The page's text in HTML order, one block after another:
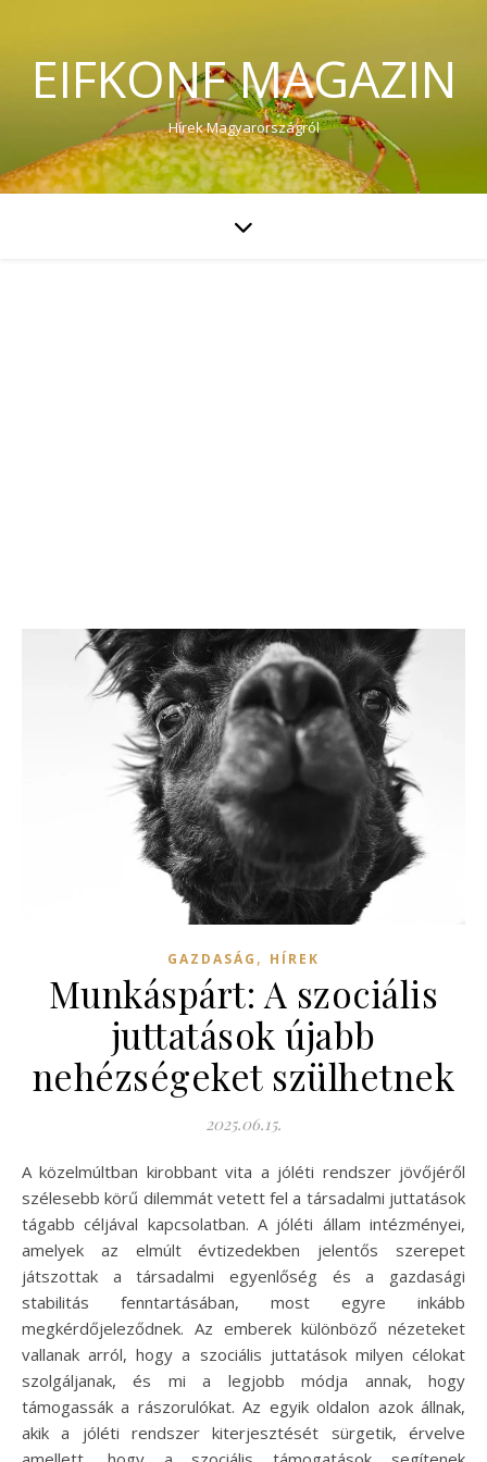
EIFKONF MAGAZIN
Hírek Magyarországról
GAZDASÁG , HÍREK
Munkáspárt: A szociális
juttatások újabb
nehézségeket szülhetnek
2025.06.15.
A közelmúltban kirobbant vita a jóléti rendszer jövőjéről
szélesebb körű dilemmát vetett fel a társadalmi juttatások
tágabb céljával kapcsolatban. A jóléti állam intézményei,
amelyek az elmúlt évtizedekben jelentős szerepet
játszottak a társadalmi egyenlőség és a gazdasági
stabilitás fenntartásában, most egyre inkább
megkérdőjeleződnek. Az emberek különböző nézeteket
vallanak arról, hogy a szociális juttatások milyen célokat
szolgáljanak, és mi a legjobb módja annak, hogy
támogassák a rászorulókat. Az egyik oldalon azok állnak,
akik a jóléti rendszer kiterjesztését sürgetik, érvelve